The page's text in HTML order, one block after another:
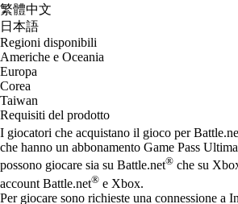
繁體中文
日本語
Regioni disponibili
Americhe e Oceania
Europa
Corea
Taiwan
Requisiti del prodotto
I giocatori che acquistano il gioco per
che hanno un abbonamento Game Pass
possono giocare sia su Battle.net® che su
account Battle.net® e Xbox.
Per giocare sono richieste una connessione a